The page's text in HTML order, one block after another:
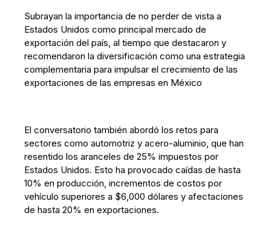
Subrayan la importancia de no perder de vista a
Estados Unidos como principal mercado de
exportación del país, al tiempo que destacaron y
recomendaron la diversificación como una estrategia
complementaria para impulsar el crecimiento de las
exportaciones de las empresas en México
El conversatorio también abordó los retos para
sectores como automotriz y acero-aluminio, que han
resentido los aranceles de 25% impuestos por
Estados Unidos. Esto ha provocado caídas de hasta
10% en producción, incrementos de costos por
vehículo superiores a $6,000 dólares y afectaciones
de hasta 20% en exportaciones.